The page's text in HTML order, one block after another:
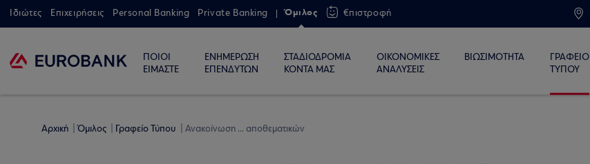
Ιδιώτες Επιχειρήσεις Personal Banking Private Banking Όμιλος €πιστροφή
ΠΟΙΟΙ
ΕΙΜΑΣΤΕ
ΕΝΗΜΕΡΩΣΗ
ΕΠΕΝΔΥΤΩΝ
ΣΤΑΔΙΟΔΡΟΜΙΑ
ΚΟΝΤΑ ΜΑΣ
ΟΙΚΟΝΟΜΙΚΕΣ
ΑΝΑΛΥΣΕΙΣ
ΒΙΩΣΙΜΟΤΗΤΑ
ΓΡΑΦΕΙΟ
ΤΥΠΟΥ
Αρχική Όμιλος Γραφείο Τύπου Ανακοίνωση ... αποθεματικών